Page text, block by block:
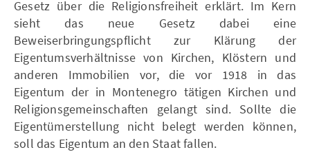
Gesetz über die Religionsfreiheit erklärt. Im Kern
sieht das neue Gesetz dabei eine
Beweiserbringungspflicht zur Klärung der
Eigentumsverhältnisse von Kirchen, Klöstern und
anderen Immobilien vor, die vor 1918 in das
Eigentum der in Montenegro tätigen Kirchen und
Religionsgemeinschaften gelangt sind. Sollte die
Eigentümerstellung nicht belegt werden können,
soll das Eigentum an den Staat fallen.